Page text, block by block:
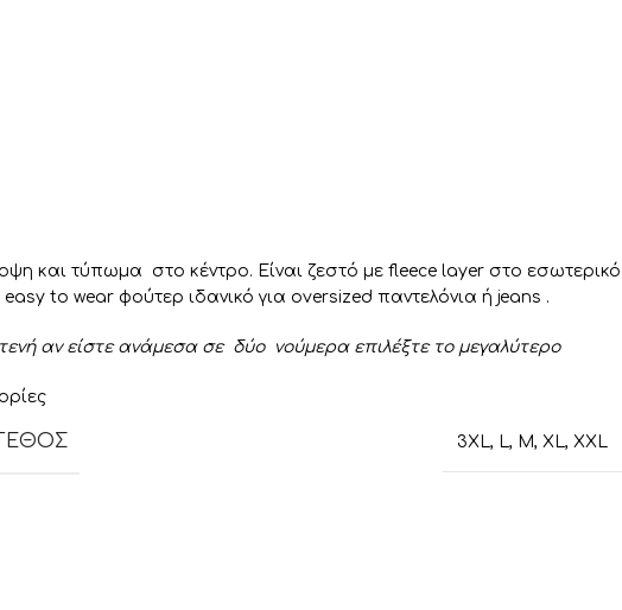
και τύπωμα στο κέντρο. Είναι ζεστό με fleece layer στο εσωτερικό
to wear φούτερ ιδανικό για oversized παντελόνια ή jeans .
αν είστε ανάμεσα σε δύο νούμερα επιλέξτε το μεγαλύτερο
3XL, L, M, XL, XXL